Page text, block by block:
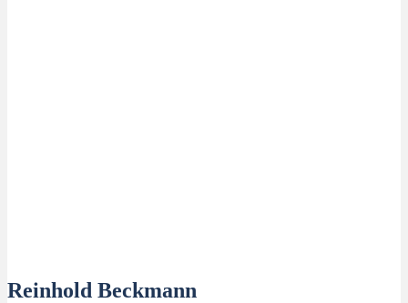
Reinhold Beckmann